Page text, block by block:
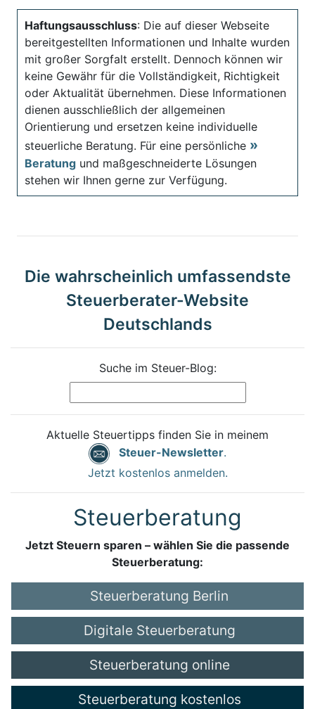
Haftungsausschluss: Die auf dieser Webseite
bereitgestellten Informationen und Inhalte wurden
mit großer Sorgfalt erstellt. Dennoch können wir
keine Gewähr für die Vollständigkeit, Richtigkeit
oder Aktualität übernehmen. Diese Informationen
dienen ausschließlich der allgemeinen
Orientierung und ersetzen keine individuelle
steuerliche Beratung. Für eine persönliche
Beratung und maßgeschneiderte Lösungen
stehen wir Ihnen gerne zur Verfügung.
Die wahrscheinlich umfassendste
Steuerberater-Website
Deutschlands
Suche im Steuer-Blog:
Aktuelle Steuertipps finden Sie in meinem
Steuer-Newsletter.
Jetzt kostenlos anmelden.
Steuerberatung
Jetzt Steuern sparen – wählen Sie die passende
Steuerberatung:
Steuerberatung Berlin
Digitale Steuerberatung
Steuerberatung online
Steuerberatung kostenlos